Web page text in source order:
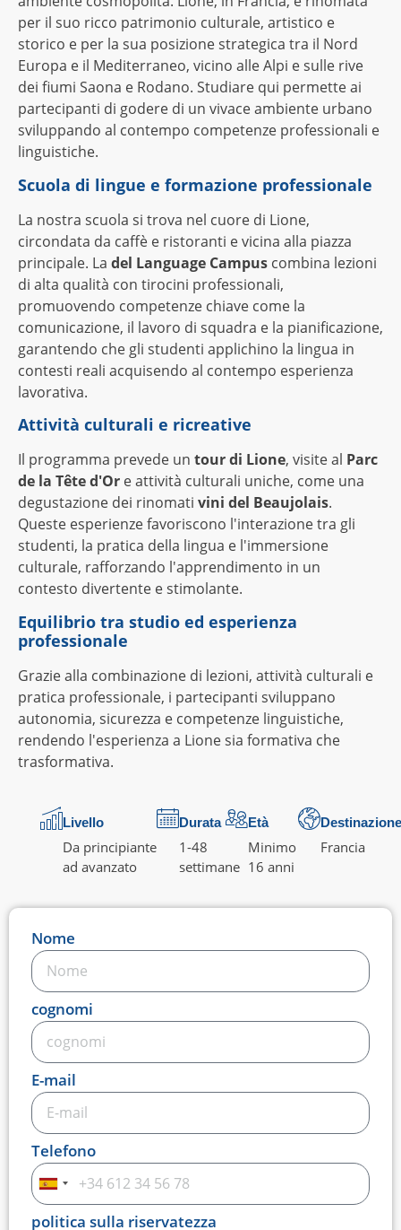
per il suo ricco patrimonio culturale, artistico e
storico e per la sua posizione strategica tra il Nord
Europa e il Mediterraneo, vicino alle Alpi e sulle rive
dei fiumi Saona e Rodano. Studiare qui permette ai
partecipanti di godere di un vivace ambiente urbano
sviluppando al contempo competenze professionali e
linguistiche.
Scuola di lingue e formazione professionale
La nostra scuola si trova nel cuore di Lione,
circondata da caffè e ristoranti e vicina alla piazza
principale. La del Language Campus combina lezioni
di alta qualità con tirocini professionali,
promuovendo competenze chiave come la
comunicazione, il lavoro di squadra e la pianificazione,
garantendo che gli studenti applichino la lingua in
contesti reali acquisendo al contempo esperienza
lavorativa.
Attività culturali e ricreative
Il programma prevede un tour di Lione, visite al Parc
de la Tête d'Or e attività culturali uniche, come una
degustazione dei rinomati vini del Beaujolais.
Queste esperienze favoriscono l'interazione tra gli
studenti, la pratica della lingua e l'immersione
culturale, rafforzando l'apprendimento in un
contesto divertente e stimolante.
Equilibrio tra studio ed esperienza
professionale
Grazie alla combinazione di lezioni, attività culturali e
pratica professionale, i partecipanti sviluppano
autonomia, sicurezza e competenze linguistiche,
rendendo l'esperienza a Lione sia formativa che
trasformativa.
Livello
Da principiante
ad avanzato
Durata
1-48
settimane
Età
Minimo
16 anni
Francia
Nome
cognomi
E-mail
Telefono
Spagna
+34
politica sulla riservatezza